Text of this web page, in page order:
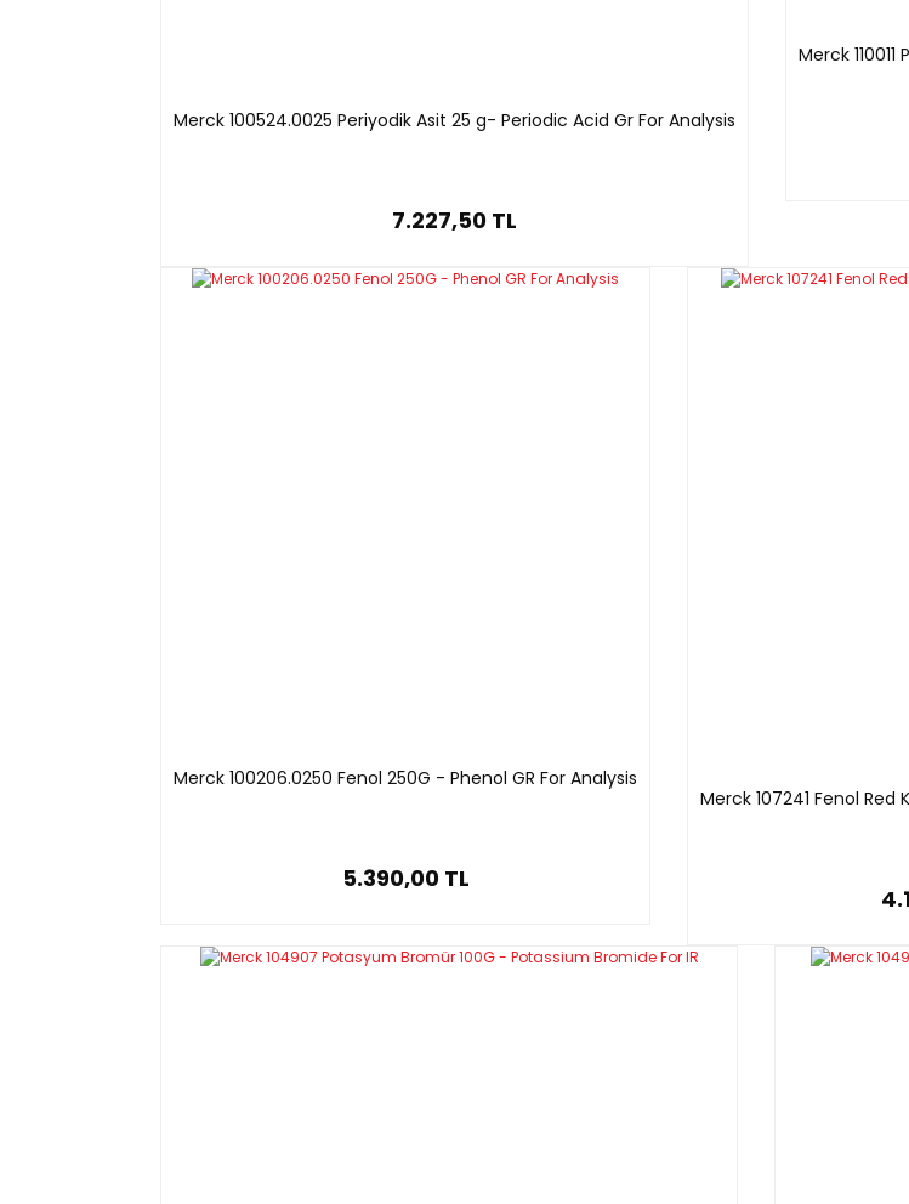
Merck 100524.0025 Periyodik Asit 25 g- Periodic Acid Gr For Analysis
7.227,50 TL
Merck
Merck 100206.0250 Fenol 250G - Phenol GR For Analysis
5.390,00 TL
Merck 107241 Fenol Red